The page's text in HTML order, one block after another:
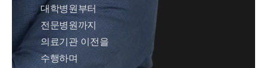
대학병원부터
전문병원까지
의료기관 이전을
수행하며